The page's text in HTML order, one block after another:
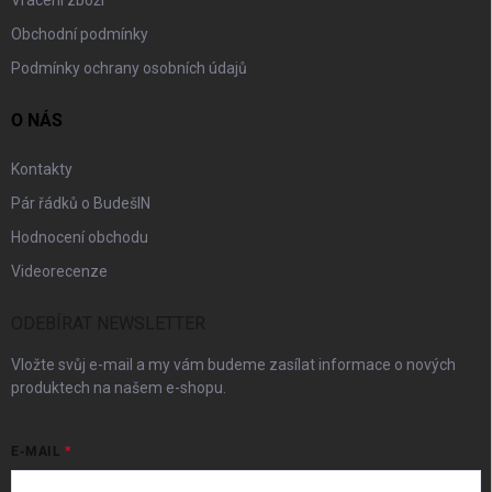
Obchodní podmínky
Podmínky ochrany osobních údajů
O NÁS
Kontakty
Pár řádků o BudešIN
Hodnocení obchodu
Videorecenze
Vložte svůj e-mail a my vám budeme zasílat informace o nových
produktech na našem e-shopu.
E-MAIL